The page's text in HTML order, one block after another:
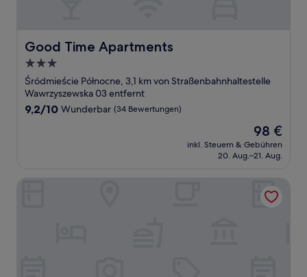
Good Time Apartments
Good Time Apartments
3.0-
Sterne-
Unterkunft
Śródmieście Północne, 3,1 km von Straßenbahnhaltestelle
Wawrzyszewska 03 entfernt
9.2
9,2/10 Wunderbar (34 Bewertungen)
Der
Preis
beträgt
98 €
inkl. Steuern & Gebühren
20. Aug.–21. Aug.